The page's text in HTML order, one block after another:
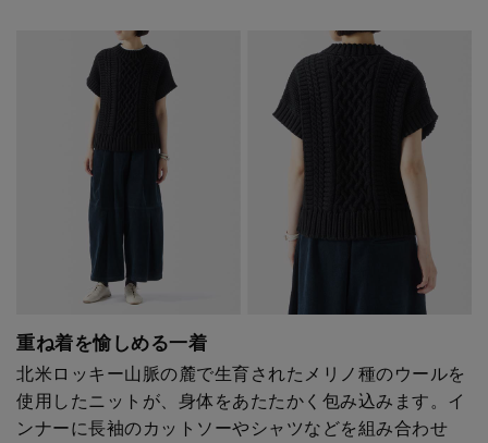
重ね着を愉しめる一着
北米ロッキー山脈の麓で生育されたメリノ種のウールを
使用したニットが、身体をあたたかく包み込みます。イ
ンナーに長袖のカットソーやシャツなどを組み合わせ